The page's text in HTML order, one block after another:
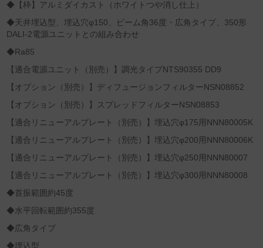
◆【枠】アルミダイカスト（ホワイトつや消し仕上）
◆天井埋込型、埋込穴φ150、ビーム角36度・広角タイプ、350形
DALI-2電源ユニットとの組み合わせ
◆Ra85
【適合電源ユニット（別売）】調光タイプNTS90355 DD9
【オプション（別売）】ディフュージョンフィルターNSN08852
【オプション（別売）】スプレッドフィルターNSN08853
【適合リニューアルプレート（別売）】埋込穴φ175用NNN80005K
【適合リニューアルプレート（別売）】埋込穴φ200用NNN80006K
【適合リニューアルプレート（別売）】埋込穴φ250用NNN80007
【適合リニューアルプレート（別売）】埋込穴φ300用NNN80008
◆首振範囲約45度
◆水平回転範囲約355度
◆広角タイプ
◆埋込型